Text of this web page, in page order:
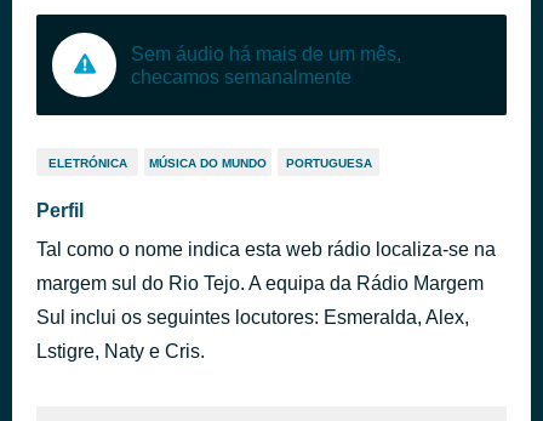
Sem áudio há mais de um mês,
checamos semanalmente
ELETRÓNICA MÚSICA DO MUNDO PORTUGUESA
Perfil
Tal como o nome indica esta web rádio localiza-se na
margem sul do Rio Tejo. A equipa da Rádio Margem
Sul inclui os seguintes locutores: Esmeralda, Alex,
Lstigre, Naty e Cris.